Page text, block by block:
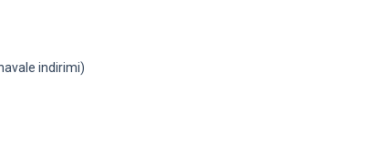
indirimi)